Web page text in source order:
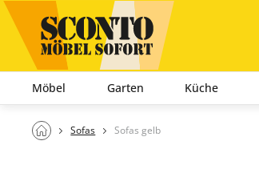
Möbel Garten Küche
Sofas Sofas gelb